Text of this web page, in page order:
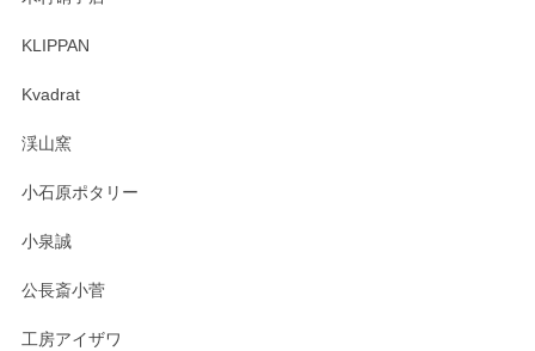
淡いグリーンのカラーがとても可愛いです❤️ ありがとうござ
KLIPPAN
Kvadrat
渓山窯
小石原ポタリー
小泉誠
公長斎小菅
工房アイザワ